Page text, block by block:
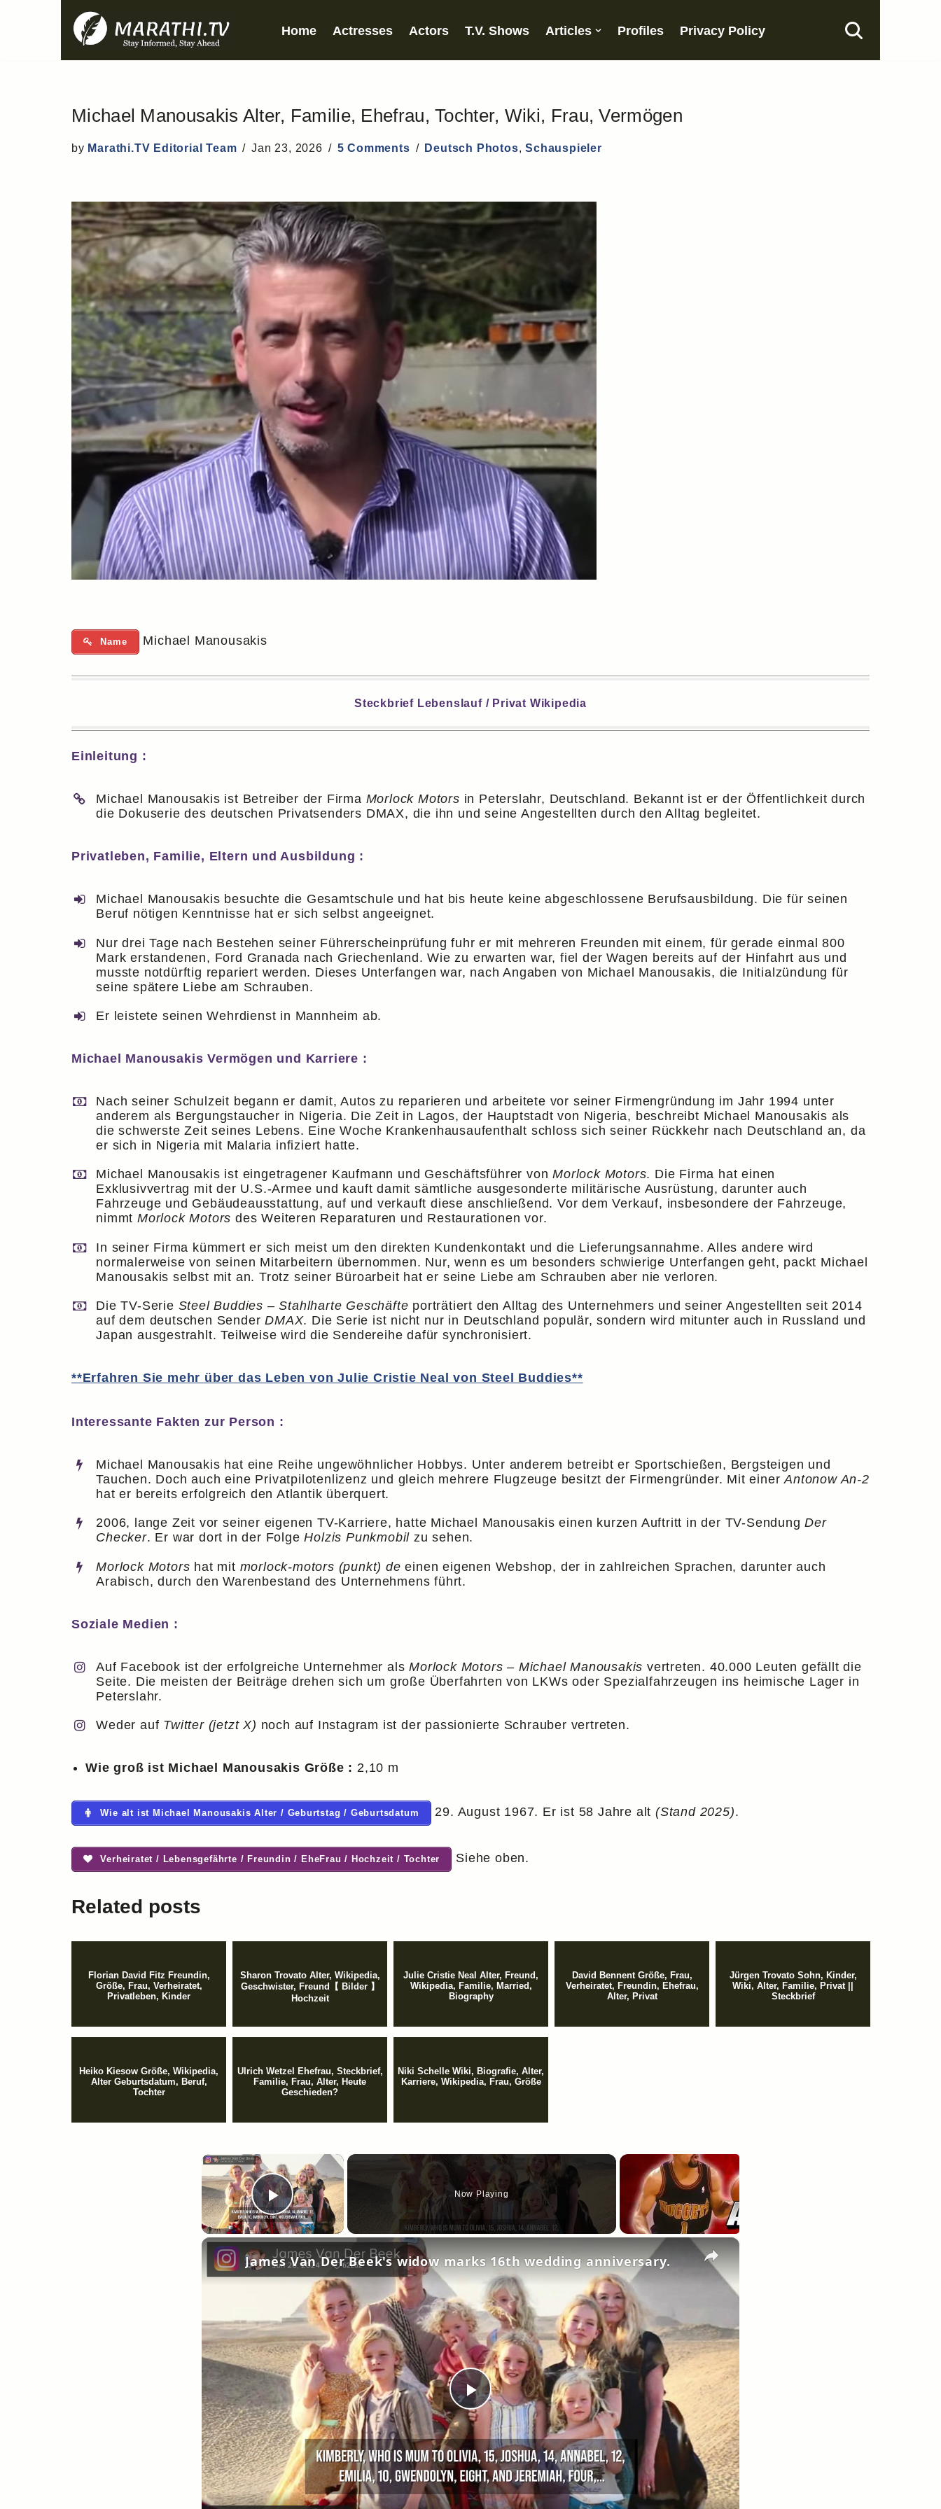
Home Actresses Actors T.V. Shows Articles Profiles Privacy Policy
Michael Manousakis Alter, Familie, Ehefrau, Tochter, Wiki, Frau, Vermögen
by Marathi.TV Editorial Team Jan 23, 2026 5 Comments Deutsch Photos,Schauspieler
Name Michael Manousakis
Steckbrief Lebenslauf / Privat Wikipedia
Einleitung :
Michael Manousakis ist Betreiber der Firma Morlock Motors in Peterslahr, Deutschland. Bekannt ist er der Öffentlichkeit durch
die Dokuserie des deutschen Privatsenders DMAX, die ihn und seine Angestellten durch den Alltag begleitet.
Privatleben, Familie, Eltern und Ausbildung :
Michael Manousakis besuchte die Gesamtschule und hat bis heute keine abgeschlossene Berufsausbildung. Die für seinen
Beruf nötigen Kenntnisse hat er sich selbst angeeignet.
Nur drei Tage nach Bestehen seiner Führerscheinprüfung fuhr er mit mehreren Freunden mit einem, für gerade einmal 800
Mark erstandenen, Ford Granada nach Griechenland. Wie zu erwarten war, fiel der Wagen bereits auf der Hinfahrt aus und
musste notdürftig repariert werden. Dieses Unterfangen war, nach Angaben von Michael Manousakis, die Initialzündung für
seine spätere Liebe am Schrauben.
Er leistete seinen Wehrdienst in Mannheim ab.
Michael Manousakis Vermögen und Karriere :
Nach seiner Schulzeit begann er damit, Autos zu reparieren und arbeitete vor seiner Firmengründung im Jahr 1994 unter
anderem als Bergungstaucher in Nigeria. Die Zeit in Lagos, der Hauptstadt von Nigeria, beschreibt Michael Manousakis als
die schwerste Zeit seines Lebens. Eine Woche Krankenhausaufenthalt schloss sich seiner Rückkehr nach Deutschland an, da
er sich in Nigeria mit Malaria infiziert hatte.
Michael Manousakis ist eingetragener Kaufmann und Geschäftsführer vonMorlock Motors. Die Firma hat einen
Exklusivvertrag mit der U.S.-Armee und kauft damit sämtliche ausgesonderte militärische Ausrüstung, darunter auch
Fahrzeuge und Gebäudeausstattung, auf und verkauft diese anschließend. Vor dem Verkauf, insbesondere der Fahrzeuge,
nimmt Morlock Motors des Weiteren Reparaturen und Restaurationen vor.
In seiner Firma kümmert er sich meist um den direkten Kundenkontakt und die Lieferungsannahme. Alles andere wird
normalerweise von seinen Mitarbeitern übernommen. Nur, wenn es um besonders schwierige Unterfangen geht, packt Michael
Manousakis selbst mit an. Trotz seiner Büroarbeit hat er seine Liebe am Schrauben aber nie verloren.
Die TV-Serie Steel Buddies – Stahlharte Geschäfte porträtiert den Alltag des Unternehmers und seiner Angestellten seit 2014
auf dem deutschen SenderDMAX. Die Serie ist nicht nur in Deutschland populär, sondern wird mitunter auch in Russland und
Japan ausgestrahlt. Teilweise wird die Sendereihe dafür synchronisiert.
**Erfahren Sie mehr über das Leben von Julie Cristie Neal von Steel Buddies**
Interessante Fakten zur Person :
Michael Manousakis hat eine Reihe ungewöhnlicher Hobbys. Unter anderem betreibt er Sportschießen, Bergsteigen und
Tauchen. Doch auch eine Privatpilotenlizenz und gleich mehrere Flugzeuge besitzt der Firmengründer. Mit einerAntonow An-2
hat er bereits erfolgreich den Atlantik überquert.
2006, lange Zeit vor seiner eigenen TV-Karriere, hatte Michael Manousakis einen kurzen Auftritt in der TV-SendungDer
Checker. Er war dort in der FolgeHolzis Punkmobil zu sehen.
Morlock Motors hat mit morlock-motors (punkt) de einen eigenen Webshop, der in zahlreichen Sprachen, darunter auch
Arabisch, durch den Warenbestand des Unternehmens führt.
Soziale Medien :
Auf Facebook ist der erfolgreiche Unternehmer alsMorlock Motors – Michael Manousakis vertreten. 40.000 Leuten gefällt die
Seite. Die meisten der Beiträge drehen sich um große Überfahrten von LKWs oder Spezialfahrzeugen ins heimische Lager in
Peterslahr.
Weder auf Twitter (jetzt X) noch auf Instagram ist der passionierte Schrauber vertreten.
Wie groß ist Michael Manousakis Größe : 2,10 m
Wie alt ist Michael Manousakis Alter / Geburtstag / Geburtsdatum 29. August 1967. Er ist 58 Jahre alt (Stand 2025).
Verheiratet / Lebensgefährte / Freundin / EheFrau / Hochzeit / Tochter Siehe oben.
Related posts
Florian David Fitz Freundin,
Größe, Frau, Verheiratet,
Privatleben, Kinder
Sharon Trovato Alter, Wikipedia,
Geschwister, Freund【 Bilder 】
Hochzeit
Julie Cristie Neal Alter, Freund,
Wikipedia, Familie, Married,
Biography
David Bennent Größe, Frau,
Verheiratet, Freundin, Ehefrau,
Alter, Privat
Jürgen Trovato Sohn, Kinder,
Wiki, Alter, Familie, Privat ||
Steckbrief
Heiko Kiesow Größe, Wikipedia,
Alter Geburtsdatum, Beruf,
Tochter
Ulrich Wetzel Ehefrau, Steckbrief,
Familie, Frau, Alter, Heute
Geschieden?
Niki Schelle Wiki, Biografie, Alter,
Karriere, Wikipedia, Frau, Größe
×
Play Video
Now Playing
×
Play
Video
James Van Der Beek's widow marks 16th wedding anniversary.